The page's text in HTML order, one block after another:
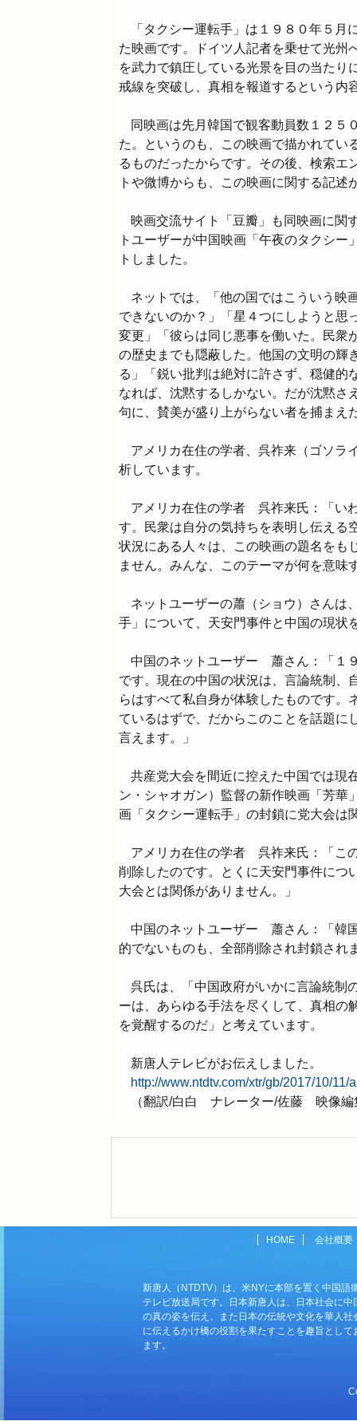
「タクシー運転手」は１９８０年５
た映画です。ドイツ人記者を乗せて光州
を武力で鎮圧している光景を目の当たり
戒線を突破し、真相を報道するという内
同映画は先月韓国で観客動員数１２５
た。というのも、この映画で描かれてい
るものだったからです。その後、検索エ
トや微博からも、この映画に関する記述
映画交流サイト「豆瓣」も同映画に関
トユーザーが中国映画「午夜のタクシ
トしました。
ネットでは、「他の国ではこういう映
できないのか？」「星４つにしようと思
変更」「彼らは同じ悪事を働いた。民衆
の歴史までも隠蔽した。他国の文明の輝
る」「鋭い批判は絶対に許さず、穏健的
なれば、沈黙するしかない。だが沈黙さ
句に、賛美が盛り上がらない者を捕まえ
アメリカ在住の学者、呉祚来（ゴソラ
析しています。
アメリカ在住の学者 呉祚来氏：「い
す。民衆は自分の気持ちを表明し伝える
状況にある人々は、この映画の題名をも
ません。みんな、このテーマが何を意味
ネットユーザーの蕭（ショウ）さんは
手」について、天安門事件と中国の現状
中国のネットユーザー 蕭さん：「１
です。現在の中国の状況は、言論統制、
らはすべて私自身が体験したものです。
ているはずで、だからこのことを話題に
言えます。」
共産党大会を間近に控えた中国では現
ン・シャオガン）監督の新作映画「芳華
画「タクシー運転手」の封鎖に党大会は
アメリカ在住の学者 呉祚来氏：「こ
削除したのです。とくに天安門事件につ
大会とは関係がありません。」
中国のネットユーザー 蕭さん：「韓
的でないものも、全部削除され封鎖され
呉氏は、「中国政府がいかに言論統制
ーは、あらゆる手法を尽くして、真相の
を覚醒するのだ」と考えています。
新唐人テレビがお伝えしました。
http://www.ntdtv.com/xtr/gb/2017/10/11/
（翻訳/白白 ナレーター/佐藤 映像編
HOME 会社概要
新唐人（NTDTV）は、米NYに本部を置く中国語
テレビ放送局です。日本新唐人は、日本社会に中
の真の姿を伝え、また日本の伝統や文化を華人社
に伝えるかけ橋の役割を果たすことを趣旨として
ます。